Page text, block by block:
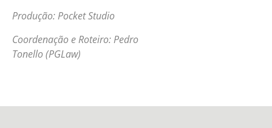
Produção: Pocket Studio
Coordenação e Roteiro: Pedro
Tonello (PGLaw)